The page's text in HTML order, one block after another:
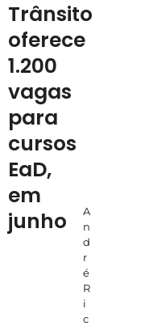
Trânsito
oferece
1.200
vagas
para
cursos
EaD,
em
junho
A
n
d
r
é
R
i
c